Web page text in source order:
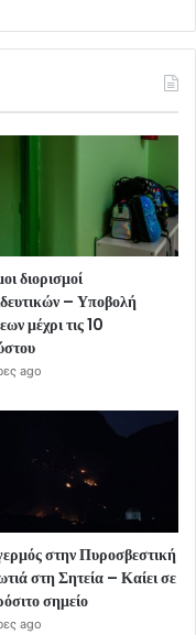
διορισμοί
– Υποβολή
μέχρι τις 10
ago
στην Πυροσβεστική
στη Σητεία – Καίει σε
σημείο
ago